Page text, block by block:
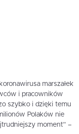
marszałek
i pracowników
szybko i dzięki temu
Polaków nie
moment” –